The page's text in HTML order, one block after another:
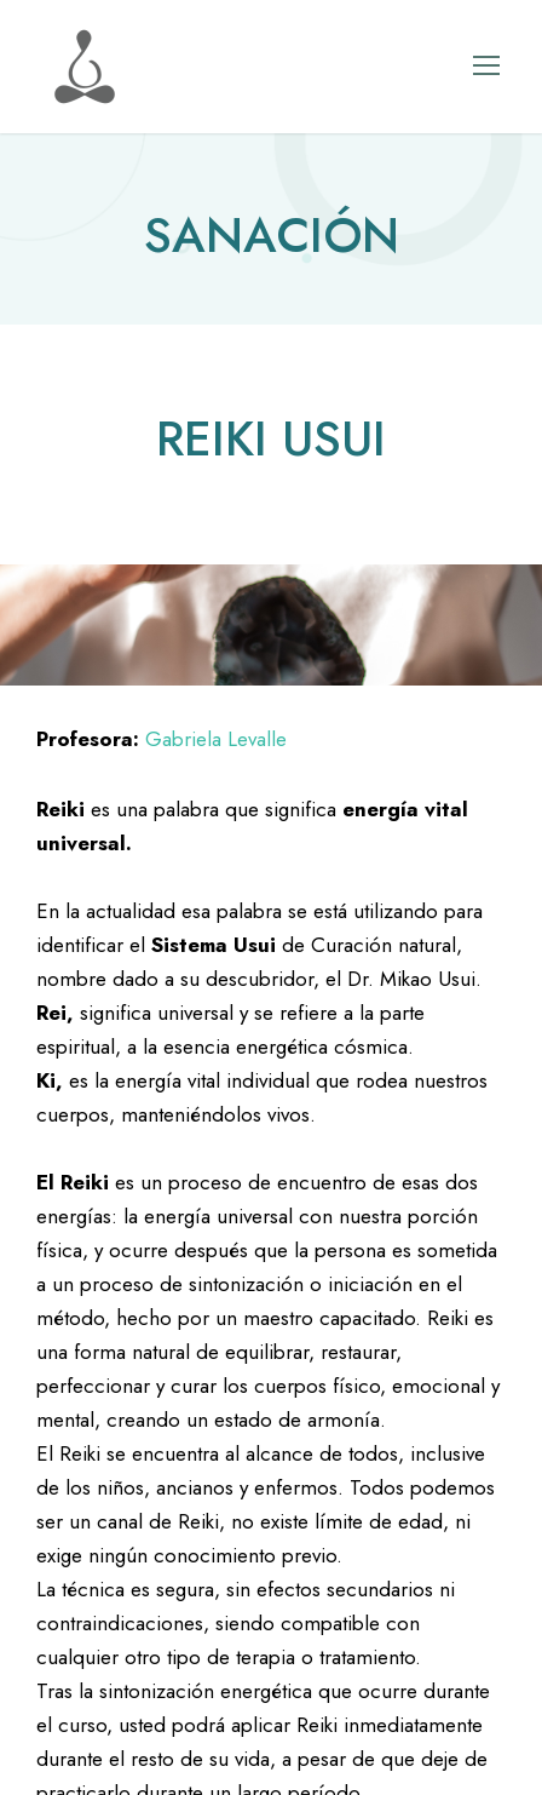
SANACIÓN
REIKI USUI
Profesora: Gabriela Levalle
Reiki es una palabra que significa energía vital
universal.
En la actualidad esa palabra se está utilizando para
identificar el Sistema Usui de Curación natural,
nombre dado a su descubridor, el Dr. Mikao Usui.
Rei, significa universal y se refiere a la parte
espiritual, a la esencia energética cósmica.
Ki, es la energía vital individual que rodea nuestros
cuerpos, manteniéndolos vivos.
El Reiki es un proceso de encuentro de esas dos
energías: la energía universal con nuestra porción
física, y ocurre después que la persona es sometida
a un proceso de sintonización o iniciación en el
método, hecho por un maestro capacitado. Reiki es
una forma natural de equilibrar, restaurar,
perfeccionar y curar los cuerpos físico, emocional y
mental, creando un estado de armonía.
El Reiki se encuentra al alcance de todos, inclusive
de los niños, ancianos y enfermos. Todos podemos
ser un canal de Reiki, no existe límite de edad, ni
exige ningún conocimiento previo.
La técnica es segura, sin efectos secundarios ni
contraindicaciones, siendo compatible con
cualquier otro tipo de terapia o tratamiento.
Tras la sintonización energética que ocurre durante
el curso, usted podrá aplicar Reiki inmediatamente
durante el resto de su vida, a pesar de que deje de